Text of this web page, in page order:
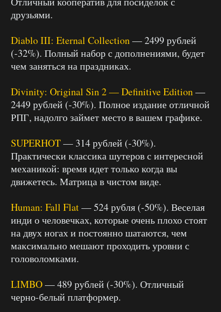
друзьями.
Diablo III: Eternal Collection— 2499 рублей
(-32%). Полный набор с дополнениями, будет
чем заняться на праздниках.
Divinity: Original Sin 2 — Definitive Edition—
2449 рублей (-30%). Полное издание отличной
РПГ, надолго займет место в вашем графике.
SUPERHOT— 314 рублей (-30%).
Практически классика шутеров с интересной
механикой: время идет только когда вы
движетесь. Матрица в чистом виде.
Human: Fall Flat— 524 рубля (-50%). Веселая
инди о человечках, которые очень плохо стоят
на двух ногах и постоянно шатаются, чем
максимально мешают проходить уровни с
головоломками.
LIMBO— 489 рублей (-30%). Отличный
черно-белый платформер.